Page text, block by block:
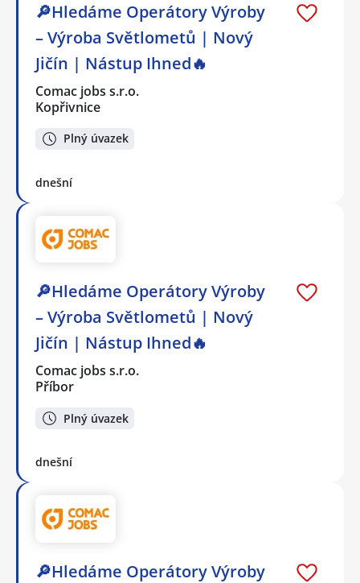
🔎Hledáme Operátory Výroby
– Výroba Světlometů | Nový
Jičín | Nástup Ihned🔥
Comac jobs s.r.o.
Kopřivnice
Plný úvazek
dnešní
🔎Hledáme Operátory Výroby
– Výroba Světlometů | Nový
Jičín | Nástup Ihned🔥
Comac jobs s.r.o.
Příbor
Plný úvazek
dnešní
🔎Hledáme Operátory Výroby